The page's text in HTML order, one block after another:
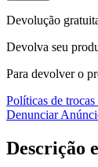
Devolução
Devolva seu
Para devolver o
Políticas de
Denunciar
Descrição